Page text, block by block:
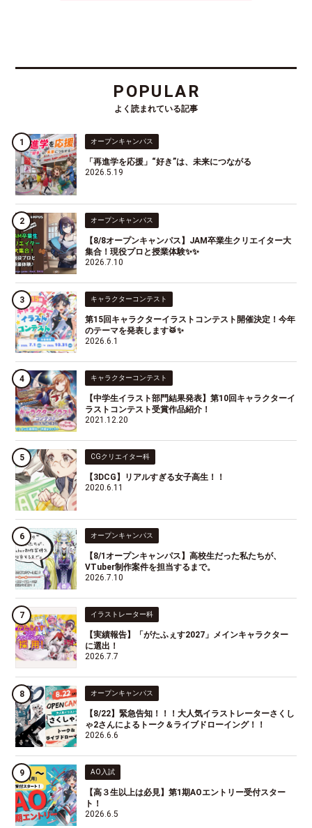
POPULAR
よく読まれている記事
オープンキャンパス
「再進学を応援」“好き”は、未来につながる
2026.5.19
オープンキャンパス
【8/8オープンキャンパス】JAM卒業生クリエイター大
集合！現役プロと授業体験✨✨
2026.7.10
キャラクターコンテスト
第15回キャラクターイラストコンテスト開催決定！今年
のテーマを発表します🥁✨
2026.6.1
キャラクターコンテスト
【中学生イラスト部門結果発表】第10回キャラクターイ
ラストコンテスト受賞作品紹介！
2021.12.20
CGクリエイター科
【3DCG】リアルすぎる女子高生！！
2020.6.11
オープンキャンパス
【8/1オープンキャンパス】高校生だった私たちが、
VTuber制作案件を担当するまで。
2026.7.10
イラストレーター科
【実績報告】「がたふぇす2027」メインキャラクター
に選出！
2026.7.7
オープンキャンパス
【8/22】緊急告知！！！大人気イラストレーターさくし
ゃ2さんによるトーク＆ライブドローイング！！
2026.6.6
AO入試
【高３生以上は必見】第1期AOエントリー受付スター
ト！
2026.6.5